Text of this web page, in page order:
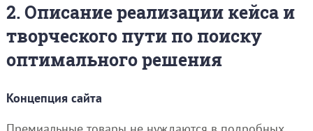
2. Описание реализации кейса и
творческого пути по поиску
оптимального решения
Концепция сайта